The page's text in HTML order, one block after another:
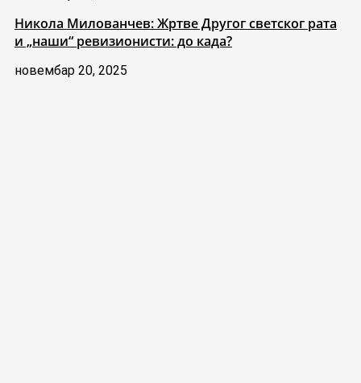
Никола Милованчев: Жртве Другог светског рата
и „наши“ ревизионисти: до када?
новембар 20, 2025